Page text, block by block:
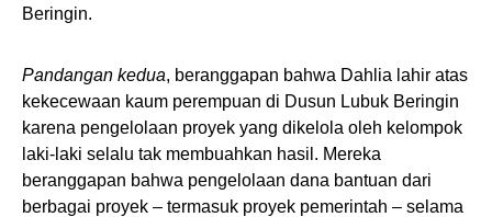
Beringin.
Pandangan kedua, beranggapan bahwa Dahlia lahir atas
kekecewaan kaum perempuan di Dusun Lubuk Beringin
karena pengelolaan proyek yang dikelola oleh kelompok
laki-laki selalu tak membuahkan hasil. Mereka
beranggapan bahwa pengelolaan dana bantuan dari
berbagai proyek – termasuk proyek pemerintah – selama